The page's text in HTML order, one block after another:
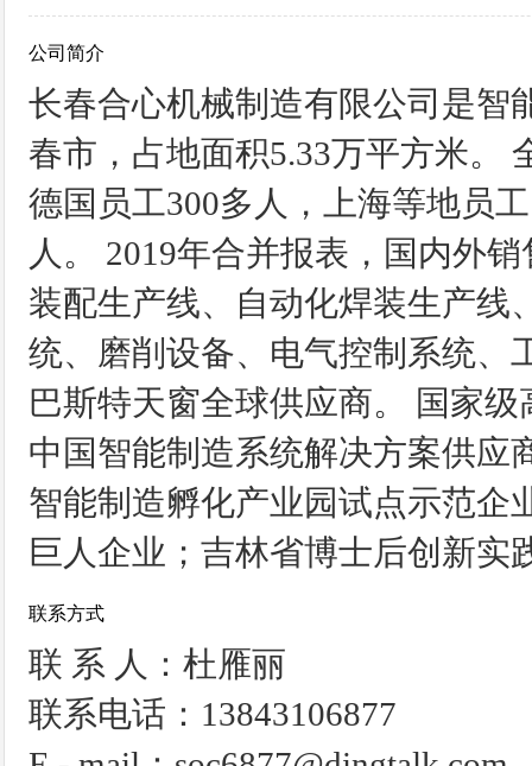
公司简介
长春合心机械制造有限公司是智
春市，占地面积5.33万平方米。
德国员工300多人，上海等地员
人。 2019年合并报表，国内外
装配生产线、自动化焊装生产线
统、磨削设备、电气控制系统、
巴斯特天窗全球供应商。 国家
中国智能制造系统解决方案供应
智能制造孵化产业园试点示范企
巨人企业；吉林省博士后创新实
联系方式
联 系 人：杜雁丽
联系电话：13843106877